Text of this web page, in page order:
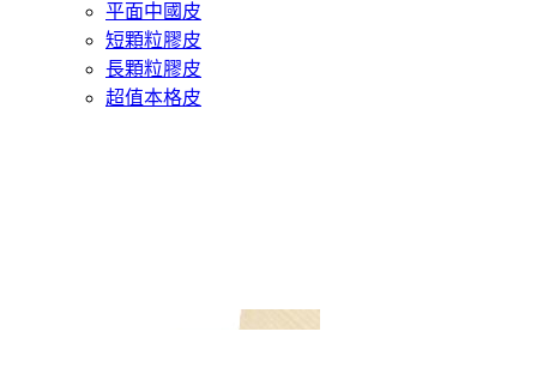
平面中國皮
短顆粒膠皮
長顆粒膠皮
超值本格皮